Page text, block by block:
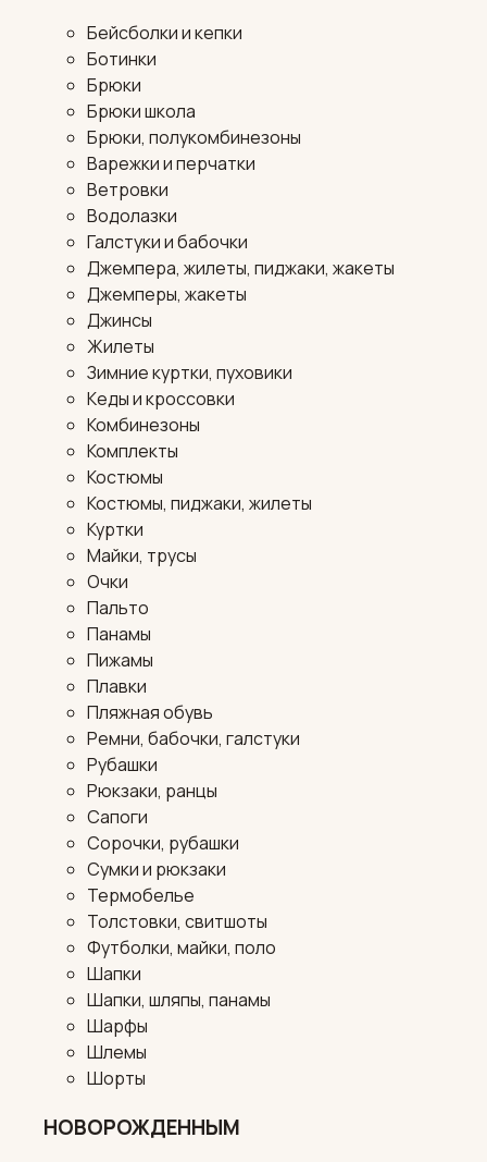
Бейсболки и кепки
Ботинки
Брюки
Брюки школа
Брюки, полукомбинезоны
Варежки и перчатки
Ветровки
Водолазки
Галстуки и бабочки
Джемпера, жилеты, пиджаки, жакеты
Джемперы, жакеты
Джинсы
Жилеты
Зимние куртки, пуховики
Кеды и кроссовки
Комбинезоны
Комплекты
Костюмы
Костюмы, пиджаки, жилеты
Куртки
Майки, трусы
Очки
Пальто
Панамы
Пижамы
Плавки
Пляжная обувь
Ремни, бабочки, галстуки
Рубашки
Рюкзаки, ранцы
Сапоги
Сорочки, рубашки
Сумки и рюкзаки
Термобелье
Толстовки, свитшоты
Футболки, майки, поло
Шапки
Шапки, шляпы, панамы
Шарфы
Шлемы
Шорты
НОВОРОЖДЕННЫМ